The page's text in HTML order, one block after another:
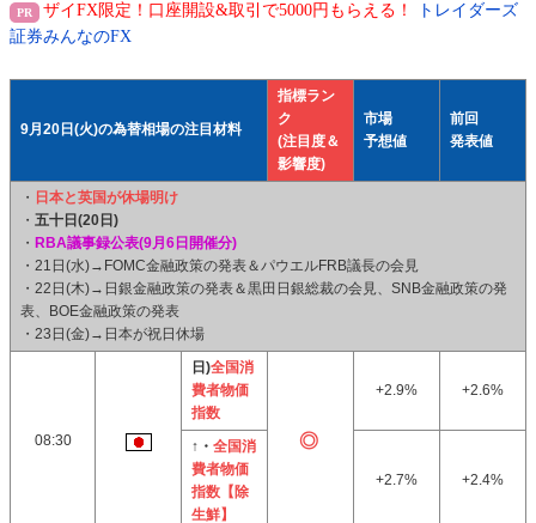
ザイFX限定！口座開設&取引で5000円もらえる！
トレイダーズ
証券みんなのFX
9月20日(火)の為替相場の注目材料
指標ラン
ク
(注目度＆
影響度)
市場
予想値
前回
発表値
・ 日本と英国が休場明け
・ 五十日(20日)
・ RBA議事録公表(9月6日開催分)
・21日(水)→FOMC金融政策の発表＆パウエルFRB議長の会見
・22日(木)→日銀金融政策の発表＆黒田日銀総裁の会見、SNB金融政策の発
表、BOE金融政策の発表
・23日(金)→日本が祝日休場
08:30
日)全国消
費者物価
指数
+2.9% +2.6%
↑・ 全国消
費者物価
指数【除
生鮮】
+2.7% +2.4%